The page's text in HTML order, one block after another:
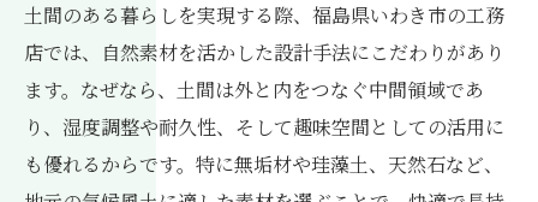
土間のある暮らしを実現する際、福島県いわき市の工務
店では、自然素材を活かした設計手法にこだわりがあり
ます。なぜなら、土間は外と内をつなぐ中間領域であ
り、湿度調整や耐久性、そして趣味空間としての活用に
も優れるからです。特に無垢材や珪藻土、天然石など、